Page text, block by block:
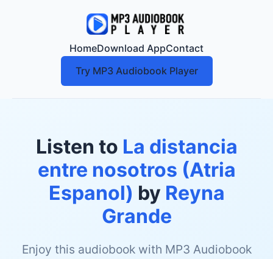
HomeDownload AppContact
Try MP3 Audiobook Player
Listen to La distancia
entre nosotros (Atria
Espanol) by Reyna
Grande
Enjoy this audiobook with MP3 Audiobook